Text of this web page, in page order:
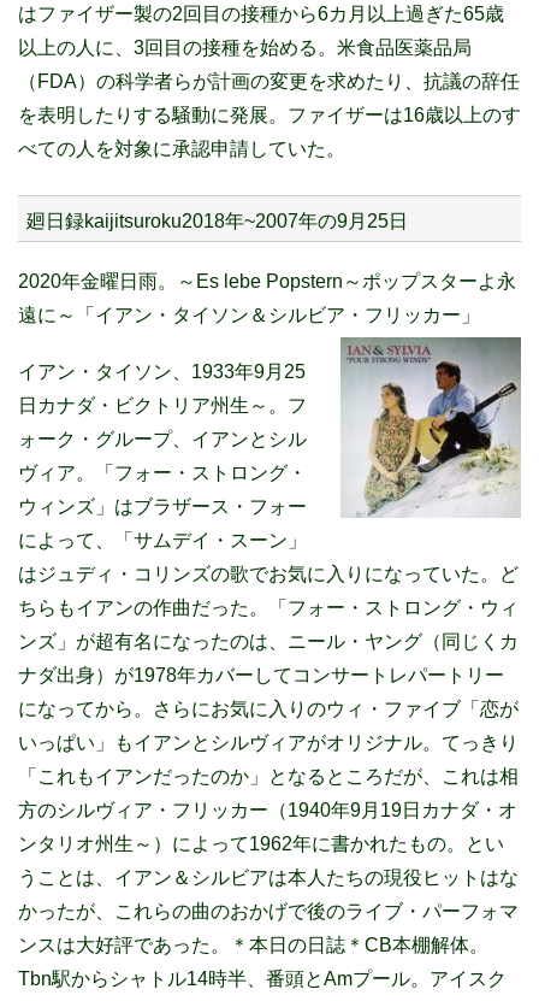
はファイザー製の2回目の接種から6カ月以上過ぎた65歳
以上の人に、3回目の接種を始める。米食品医薬品局
（FDA）の科学者らが計画の変更を求めたり、抗議の辞任
を表明したりする騒動に発展。ファイザーは16歳以上のす
べての人を対象に承認申請していた。
廻日録kaijitsuroku2018年~2007年の9月25日
2020年金曜日雨。～Es lebe Popstern～ポップスターよ永
遠に～「イアン・タイソン＆シルビア・フリッカー」
イアン・タイソン、1933年9月25
日カナダ・ビクトリア州生～。 フ
ォーク・グループ、イアンとシル
ヴィア。「フォー・ストロング・
ウィンズ」はブラザース・フォー
によって、「サムデイ・スーン」
はジュディ・コリンズの歌でお気に入りになっていた。ど
ちらもイアンの作曲だった。「フォー・ストロング・ウィ
ンズ」が超有名になったのは、ニール・ヤング（同じくカ
ナダ出身）が1978年カバーしてコンサートレパートリー
になってから。さらにお気に入りのウィ・ファイブ「恋が
いっぱい」もイアンとシルヴィアがオリジナル。てっきり
「これもイアンだったのか」となるところだが、これは相
方のシルヴィア・フリッカー（1940年9月19日カナダ・オ
ンタリオ州生～）によって1962年に書かれたもの。とい
うことは、イアン＆シルビアは本人たちの現役ヒットはな
かったが、これらの曲のおかげで後のライブ・パーフォマ
ンスは大好評であった。
＊本日の日誌＊CB本棚解体。
Tbn駅からシャトル14時半、番頭とAmプール。アイスク